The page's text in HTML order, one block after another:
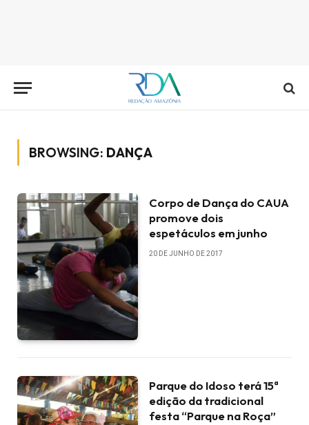
BROWSING: DANÇA
Corpo de Dança do CAUA
promove dois
espetáculos em junho
20 DE JUNHO DE 2017
Parque do Idoso terá 15ª
edição da tradicional
festa “Parque na Roça”